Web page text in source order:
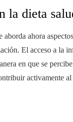
la dieta
aborda ahora
El acceso a la
en que se
activamente